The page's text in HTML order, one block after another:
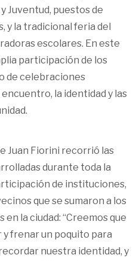
Juventud, puestos de
y la tradicional feria del
escolares. En este
participación de los
de celebraciones
la identidad y las
Juan Fiorini recorrió las
durante toda la
de instituciones,
que se sumaron a los
la ciudad: “Creemos que
frenar un poquito para
nuestra identidad, y